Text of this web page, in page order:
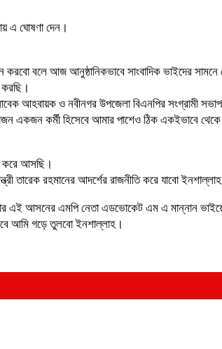
এ ঘোষণা দেন।
করবো বলে আজ আনুষ্ঠানিকভাবে সাংবাদিক ভাইদের
করছি।
সাবেক আহবায়ক ও নবীনগর উপজেলা বিএনপির সংগ্রামী
একজন কর্মী হিসেবে আমার পাশেও ঠিক একইভাবে
করে আসছি।
তারেক রহমানের আদর্শের রাজনীতি করে যাবো
এই আসনের এমপি নেতা এডভোকেট এম এ মান্নান
আমি গড়ে তুলবো ইনশাল্লাহ।